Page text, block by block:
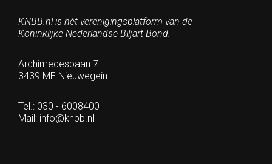
KNBB.nl is hèt verenigingsplatform van de
Koninklijke Nederlandse Biljart Bond.
Archimedesbaan 7
3439 ME Nieuwegein
Tel.: 030 - 6008400
Mail: info@knbb.nl